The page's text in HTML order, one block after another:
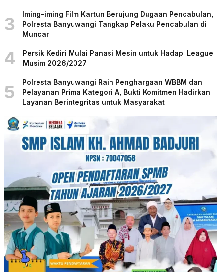
3
Iming-iming Film Kartun Berujung Dugaan Pencabulan,
Polresta Banyuwangi Tangkap Pelaku Pencabulan di
Muncar
4
Persik Kediri Mulai Panasi Mesin untuk Hadapi League
Musim 2026/2027
5
Polresta Banyuwangi Raih Penghargaan WBBM dan
Pelayanan Prima Kategori A, Bukti Komitmen Hadirkan
Layanan Berintegritas untuk Masyarakat